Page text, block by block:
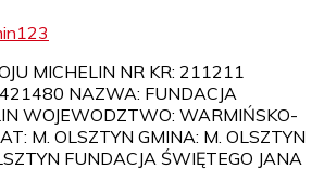
MICHELIN NR KR: 211211
NAZWA: FUNDACJA
WOJEWODZTWO: WARMIŃSKO-
M. OLSZTYN GMINA: M. OLSZTYN
FUNDACJA ŚWIĘTEGO JANA